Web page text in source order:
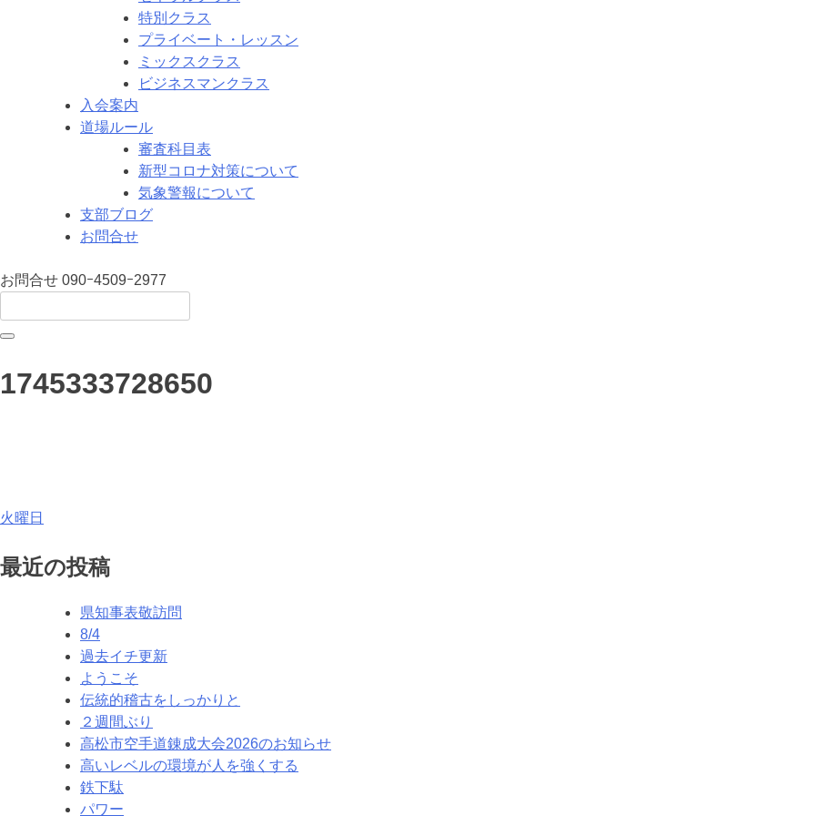
特別クラス
プライベート・レッスン
ミックスクラス
ビジネスマンクラス
入会案内
道場ルール
審査科目表
新型コロナ対策について
気象警報について
支部ブログ
お問合せ
お問合せ 090ｰ4509ｰ2977
1745333728650
投
稿
火曜日
最近の投稿
県知事表敬訪問
8/4
過去イチ更新
ようこそ
伝統的稽古をしっかりと
２週間ぶり
高松市空手道錬成大会2026のお知らせ
高いレベルの環境が人を強くする
鉄下駄
パワー